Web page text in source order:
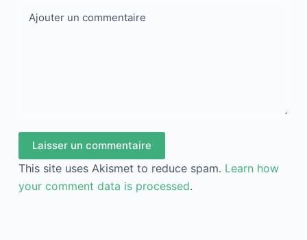
Ajouter un commentaire
Laisser un commentaire
This site uses Akismet to reduce spam. Learn how
your comment data is processed.